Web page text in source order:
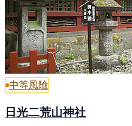
中等風險
日光二荒山神社